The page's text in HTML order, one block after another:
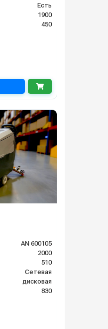
Есть
1900
450
AN 600105
2000
510
Сетевая
дисковая
830